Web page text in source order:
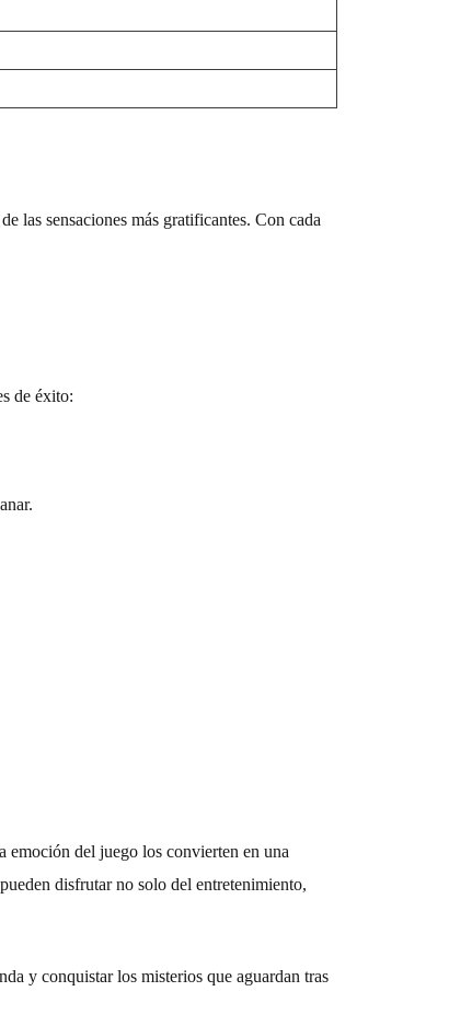
las sensaciones más gratificantes. Con cada
de éxito:
emoción del juego los convierten en una
disfrutar no solo del entretenimiento,
y conquistar los misterios que aguardan tras